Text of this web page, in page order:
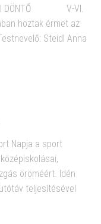
DÖNTŐ V-VI.
hoztak érmet az
Steidl Anna
Napja a sport
öröméért. Idén
teljesítésével